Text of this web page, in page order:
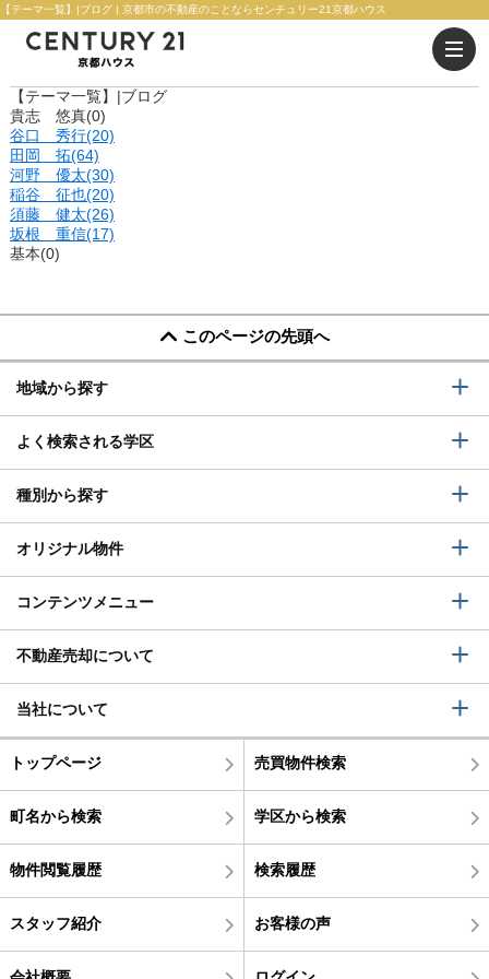
【テーマ一覧】|ブログ | 京都市の不動産のことならセンチュリー21京都ハウス
桂徳小学校 唐橋小学校
吉祥院小学校
【テーマ一覧】|ブログ
貴志 悠真(0)
谷口 秀行(20)
田岡 拓(64)
河野 優太(30)
稲谷 征也(20)
須藤 健太(26)
坂根 重信(17)
基本(0)
このページの先頭へ
地域から探す
よく検索される学区
種別から探す
オリジナル物件
コンテンツメニュー
不動産売却について
当社について
トップページ 売買物件検索
町名から検索 学区から検索
物件閲覧履歴 検索履歴
スタッフ紹介 お客様の声